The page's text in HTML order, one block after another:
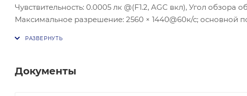
Чувствительность: 0.0005 лк @(F1.2, AGC вкл), Угол обзора
Максимальное разрешение: 2560 × 1440@60к/с; основной
Документы